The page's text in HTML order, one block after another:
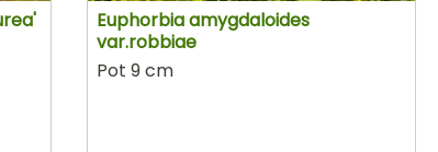
Euphorbia amygdaloides
var.robbiae
Pot 9 cm